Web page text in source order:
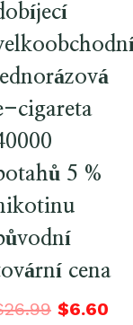
cigareta
5 %
cena
26.99 $6.60